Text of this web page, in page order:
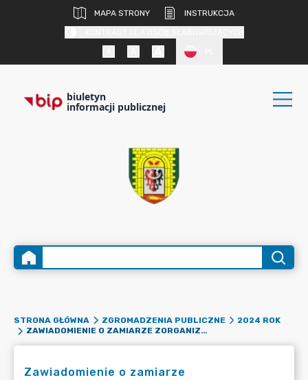
MAPA STRONY
INSTRUKCJA
biuletyn
informacji publicznej
STRONA GŁÓWNA ZGROMADZENIA PUBLICZNE
2024 ROK
ZAWIADOMIENIE O ZAMIARZE ZORGANIZOWANIA ZGROMADZENIA - OGÓLNOPOLSKI STRAJK GENERALNY ROLNIKÓW
Zawiadomienie o zamiarze